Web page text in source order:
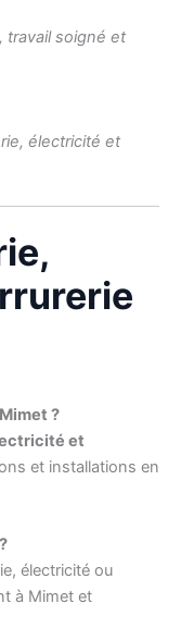
travail soigné et
électricité et
?
et
et installations en
électricité ou
à Mimet et